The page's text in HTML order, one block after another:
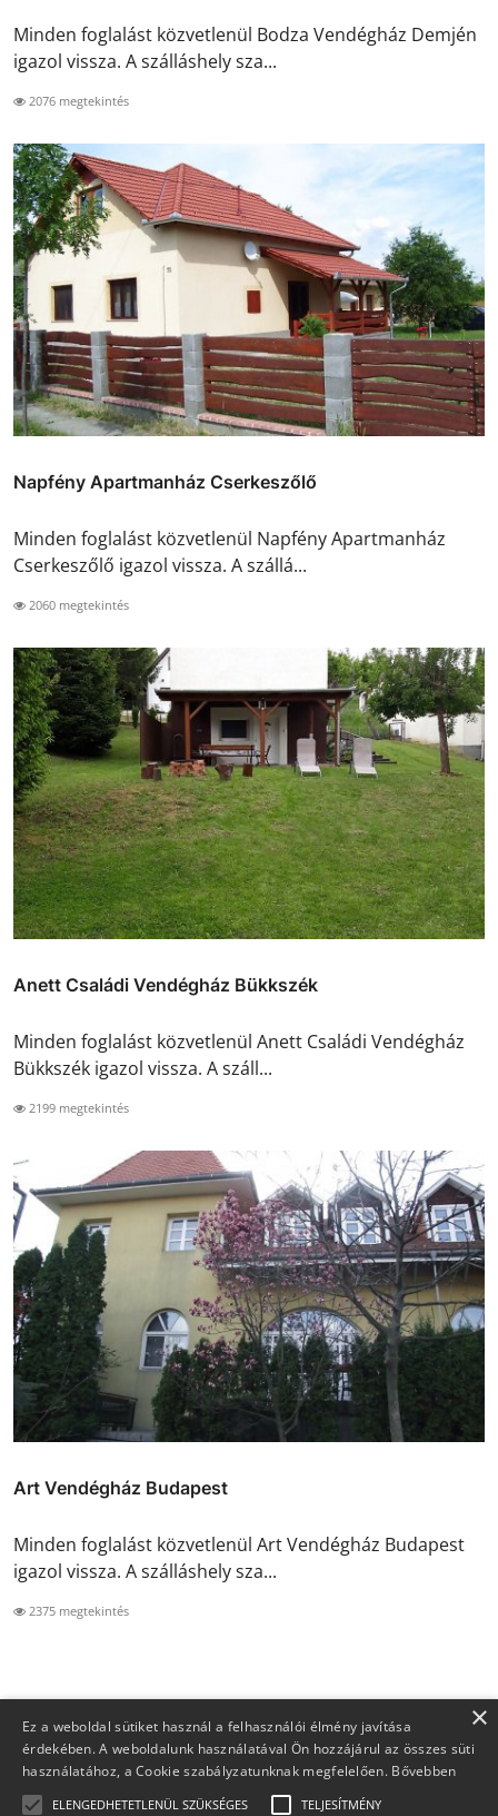
Minden foglalást közvetlenül Bodza Vendégház Demjén
igazol vissza. A szálláshely sza...
2076 megtekintés
Napfény Apartmanház Cserkeszőlő
Minden foglalást közvetlenül Napfény Apartmanház
Cserkeszőlő igazol vissza. A szállá...
2060 megtekintés
Anett Családi Vendégház Bükkszék
Minden foglalást közvetlenül Anett Családi Vendégház
Bükkszék igazol vissza. A száll...
2199 megtekintés
Art Vendégház Budapest
Minden foglalást közvetlenül Art Vendégház Budapest
igazol vissza. A szálláshely sza...
2375 megtekintés
×
Ez a weboldal sütiket használ a felhasználói élmény javítása
érdekében. A weboldalunk használatával Ön hozzájárul az összes süti
használatához, a Cookie szabályzatunknak megfelelően. Bővebben
ELENGEDHETETLENÜL SZÜKSÉGES TELJESÍTMÉNY